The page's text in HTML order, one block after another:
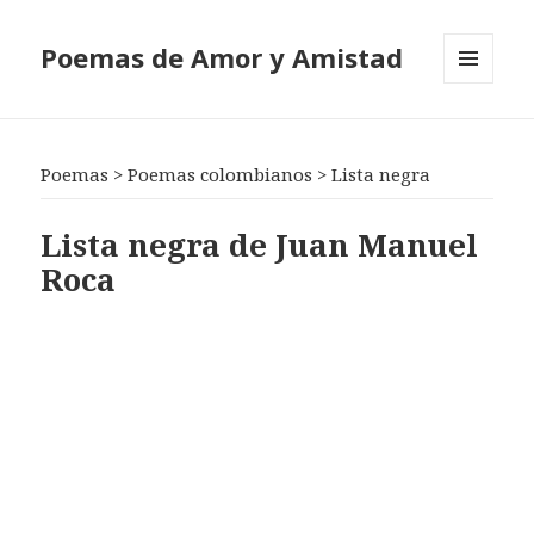
Poemas de Amor y Amistad
Poemas >Poemas colombianos >Lista negra
Lista negra de Juan Manuel
Roca